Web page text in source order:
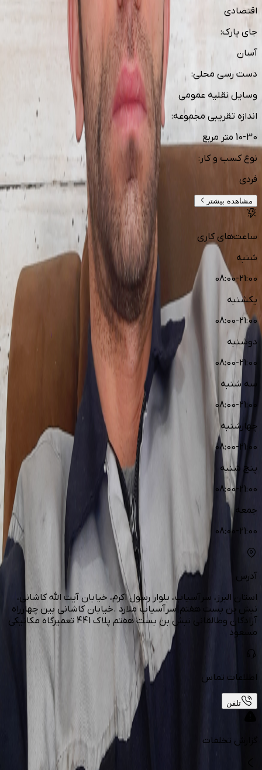
اقتصادی
جای پارک:
آسان
دست رسی محلی:
وسایل نقلیه عمومی
اندازه تقریبی مجموعه:
10-30 متر مربع
نوع کسب و کار :
فردی
مشاهده بیشتر
ساعت‌های کاری
شنبه
08:00-21:00
یکشنبه
08:00-21:00
دوشنبه
08:00-21:00
سه شنبه
08:00-21:00
چهارشنبه
08:00-21:00
پنج شنبه
08:00-21:00
جمعه
08:00-21:00
آدرس
استان البرز، سرآسیاب، بلوار رسول اکرم، خیابان آیت الله کاشانی،
نبش بن بست هفتم|سرآسیاب ملارد .خیابان کاشانی بین چهارراه
آزادگان وطالقانی نبش بن بست هفتم پلاک 441 تعمیرگاه مکانیکی
مسعود
اطلاعات تماس
تلفن
گزارش تخلفات